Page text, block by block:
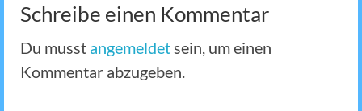
Schreibe einen Kommentar
Du musst angemeldetsein, um einen
Kommentar abzugeben.